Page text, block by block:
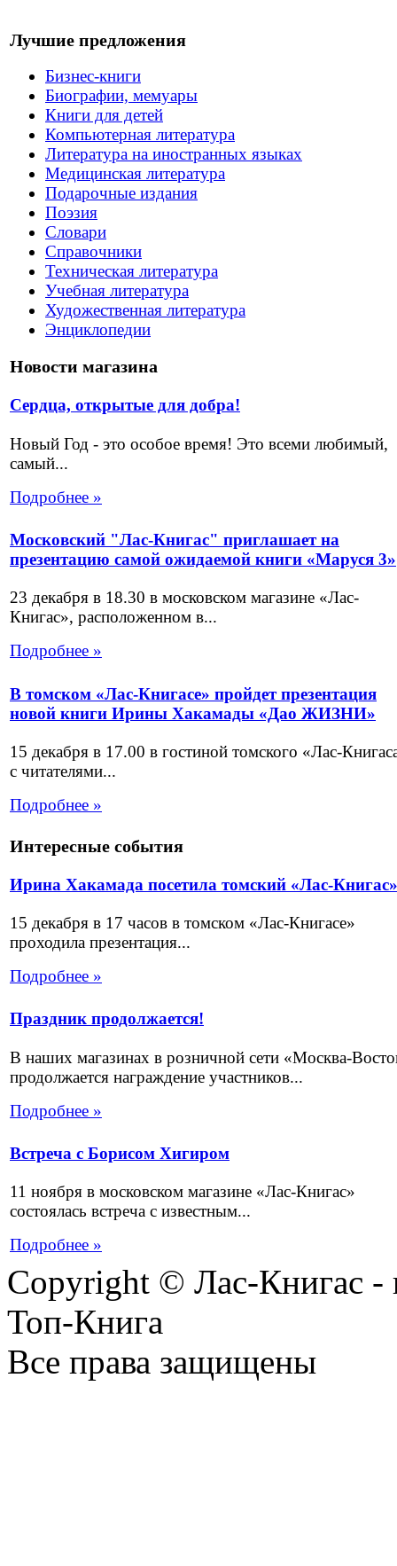
Лучшие предложения
Бизнес-книги
Биографии, мемуары
Книги для детей
Компьютерная литература
Литература на иностранных языках
Медицинская литература
Подарочные издания
Поэзия
Словари
Справочники
Техническая литература
Учебная литература
Художественная литература
Энциклопедии
Новости магазина
Сердца, открытые для добра!
Новый Год - это особое время! Это всеми любимый,
самый...
Подробнее »
Московский "Лас-Книгас" приглашает на
презентацию самой ожидаемой книги «Маруся 3»
23 декабря в 18.30 в московском магазине «Лас-
Книгас», расположенном в...
Подробнее »
В томском «Лас-Книгасе» пройдет презентация
новой книги Ирины Хакамады «Дао ЖИЗНИ»
15 декабря в 17.00 в гостиной томского «Лас-
с читателями...
Подробнее »
Интересные события
Ирина Хакамада посетила томский «Лас-Книгас»
15 декабря в 17 часов в томском «Лас-Книгасе»
проходила презентация...
Подробнее »
Праздник продолжается!
В наших магазинах в розничной сети «Москва-
продолжается награждение участников...
Подробнее »
Встреча с Борисом Хигиром
11 ноября в московском магазине «Лас-Книгас»
состоялась встреча с известным...
Подробнее »
Copyright © Лас-Книгас
Топ-Книга
Все права защищены